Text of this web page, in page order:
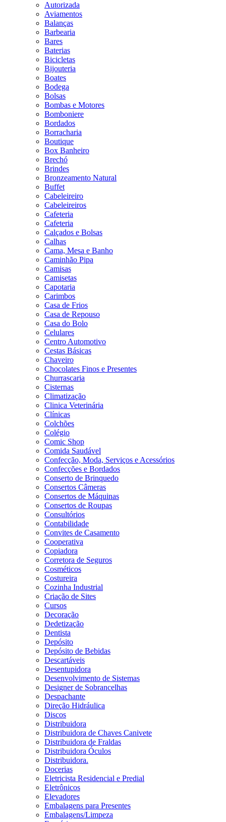
Autorizada
Aviamentos
Balanças
Barbearia
Bares
Baterias
Bicicletas
Bijouteria
Boates
Bodega
Bolsas
Bombas e Motores
Bomboniere
Bordados
Borracharia
Boutique
Box Banheiro
Brechó
Brindes
Bronzeamento Natural
Buffet
Cabeleireiro
Cabeleireiros
Cafeteria
Cafeteria
Calçados e Bolsas
Calhas
Cama, Mesa e Banho
Caminhão Pipa
Camisas
Camisetas
Capotaria
Carimbos
Casa de Frios
Casa de Repouso
Casa do Bolo
Celulares
Centro Automotivo
Cestas Básicas
Chaveiro
Chocolates Finos e Presentes
Churrascaria
Cisternas
Climatização
Clinica Veterinária
Clínicas
Colchões
Colégio
Comic Shop
Comida Saudável
Confecção, Moda, Serviços e Acessórios
Confecções e Bordados
Conserto de Brinquedo
Consertos Câmeras
Consertos de Máquinas
Consertos de Roupas
Consultórios
Contabilidade
Convites de Casamento
Cooperativa
Copiadora
Corretora de Seguros
Cosméticos
Costureira
Cozinha Industrial
Criação de Sites
Cursos
Decoração
Dedetização
Dentista
Depósito
Depósito de Bebidas
Descartáveis
Desentupidora
Desenvolvimento de Sistemas
Designer de Sobrancelhas
Despachante
Direção Hidráulica
Discos
Distribuidora
Distribuidora de Chaves Canivete
Distribuidora de Fraldas
Distribuidora Óculos
Distribuidora.
Docerias
Eletricista Residencial e Predial
Eletrônicos
Elevadores
Embalagens para Presentes
Embalagens/Limpeza